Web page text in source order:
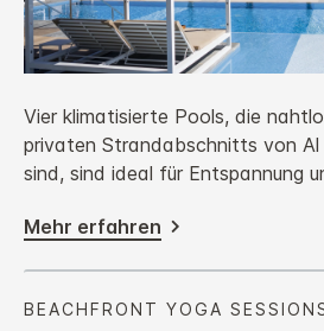
Vier klimatisierte Pools, die
privaten Strandabschnitts von
sind, sind ideal für Entspannung
Mehr erfahren